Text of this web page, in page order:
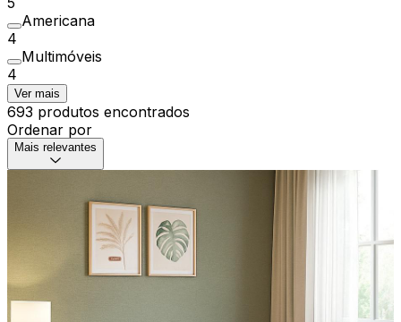
Americana
4
Multimóveis
4
Ver mais
693 produtos encontrados
Ordenar por
Mais relevantes